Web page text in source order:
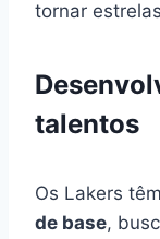
tornar
talentos
Os Lakers
de base,